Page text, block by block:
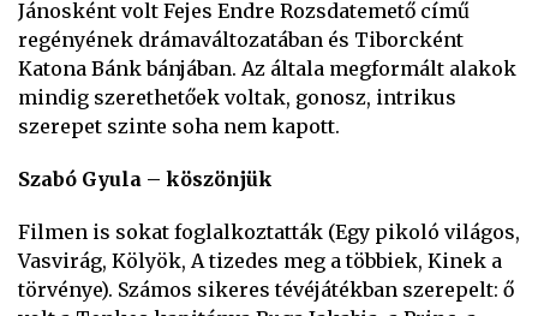
Jánosként volt Fejes Endre Rozsdatemető című
regényének drámaváltozatában és Tiborcként
Katona Bánk bánjában. Az általa megformált alakok
mindig szerethetőek voltak, gonosz, intrikus
szerepet szinte soha nem kapott.
Szabó Gyula – köszönjük
Filmen is sokat foglalkoztatták (Egy pikoló világos,
Vasvirág, Kölyök, A tizedes meg a többiek, Kinek a
törvénye). Számos sikeres tévéjátékban szerepelt: ő